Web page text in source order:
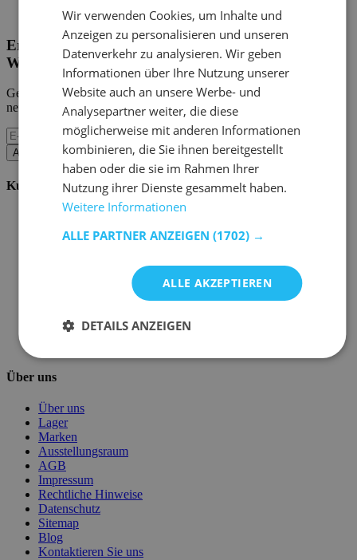
Home Emob|Mein Konto
Erhalten Sie unsere neuen Kollektionen und
Werbeaktionen.
Geben Sie uns Ihre E-Mail und Sie werden monatlich über die
neuesten Ereignisse informiert.
Abonnieren
Kundenservice
Zahlungsmöglichkeiten
Stornieren oder retournieren
Pflegehinweise
Paswort Vergessen?
Über uns
Über uns
Lager
Marken
Ausstellungsraum
AGB
Impressum
Rechtliche Hinweise
Datenschutz
Sitemap
Blog
Kontaktieren Sie uns
Wir verwenden Cookies, um Inhalte und
Anzeigen zu personalisieren und unseren
Datenverkehr zu analysieren. Wir geben
Informationen über Ihre Nutzung unserer
Website auch an unsere Werbe- und
Analysepartner weiter, die diese
möglicherweise mit anderen Informationen
kombinieren, die Sie ihnen bereitgestellt
haben oder die sie im Rahmen Ihrer
Nutzung ihrer Dienste gesammelt haben.
Weitere Informationen
ALLE PARTNER ANZEIGEN (1702) →
ALLE AKZEPTIEREN
DETAILS ANZEIGEN